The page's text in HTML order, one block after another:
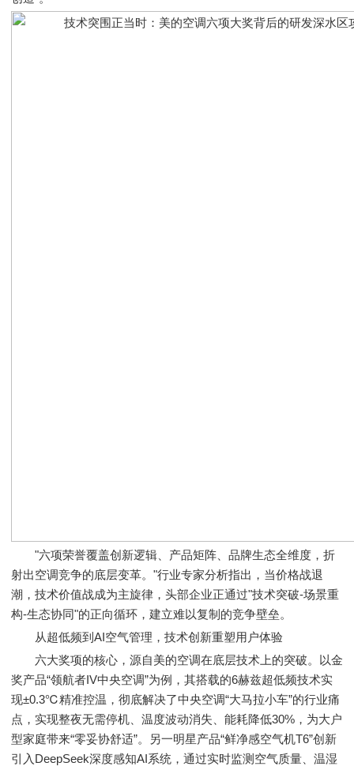
"六项荣誉覆盖创新逻辑、产品矩阵、品牌生态全维度，折
射出空调竞争的底层变革。"行业专家分析指出，当价格战退
潮，技术价值战成为主旋律，头部企业正通过"技术突破-场景重
构-生态协同"的正向循环，建立难以复制的竞争壁垒。
从超低频到AI空气管理，技术创新重塑用户体验
六大奖项的核心，源自美的空调在底层技术上的突破。以金
奖产品“领航者IV中央空调”为例，其搭载的6赫兹超低频技术实
现±0.3℃精准控温，彻底解决了中央空调“大马拉小车”的行业痛
点，实现整夜无需停机、温度波动消失、能耗降低30%，为大户
型家庭带来“零妥协舒适”。另一明星产品“鲜净感空气机T6”创新
引入DeepSeek深度感知AI系统，通过实时监测空气质量、温湿